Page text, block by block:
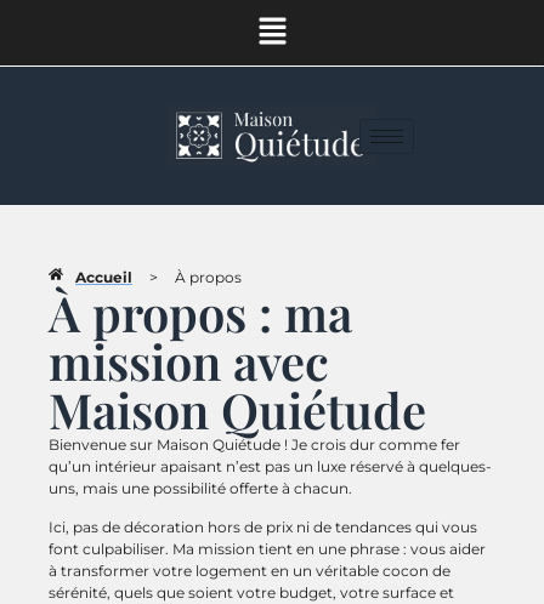
Accueil > À propos
À propos : ma
mission avec
Maison Quiétude
Bienvenue sur Maison Quiétude ! Je crois dur comme fer
qu’un intérieur apaisant n’est pas un luxe réservé à quelques-
uns, mais une possibilité offerte à chacun.
Ici, pas de décoration hors de prix ni de tendances qui vous
font culpabiliser. Ma mission tient en une phrase : vous aider
à transformer votre logement en un véritable cocon de
sérénité, quels que soient votre budget, votre surface et